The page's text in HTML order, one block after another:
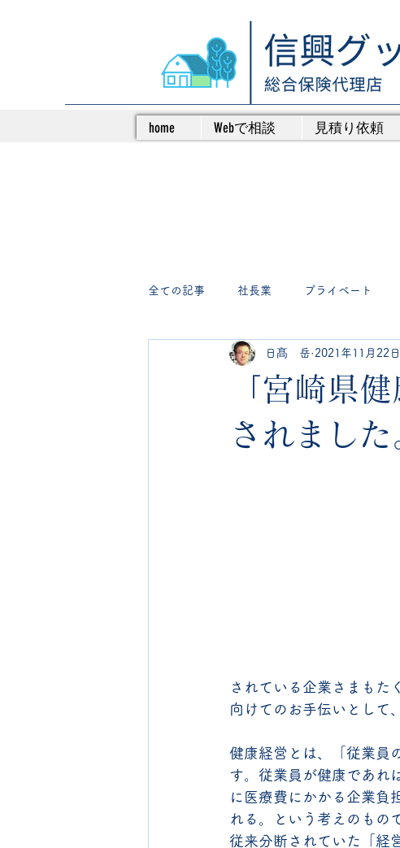
home Webで相談 見積り依頼
全ての記事 社長業 プライベート
「宮崎県
されました
日髙 岳 2021年11月22日
されている企業さまもた
向けてのお手伝いとして
健康経営とは、「従業員
す。従業員が健康であれ
に医療費にかかる企業負
れる。という考えのもの
従来分断されていた「経